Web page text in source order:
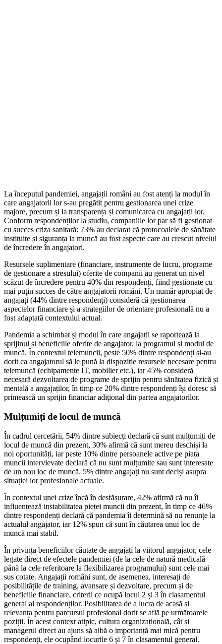
La începutul pandemiei, angajații români au fost atenți la modul în
care angajatorii lor s-au pregătit pentru gestionarea unei crize
majore, precum și la transparența și comunicarea cu angajații lor.
Conform respondenților la studiu, companiile lor par să fi gestionat
cu succes criza sanitară: 73% au declarat că protocoalele de sănătate
instituite și siguranța la muncă au fost aspecte care au crescut nivelul
de încredere în angajatori.
Resursele suplimentare (financiare, instrumente de lucru, programe
de gestionare a stresului) oferite de companii au generat un nivel
scăzut de încredere pentru 40% din respondenți, fiind gestionate cu
mai puțin succes de către angajatorii români. Un număr apropiat de
angajați (44% dintre respondenți) consideră că gestionarea
aspectelor financiare și a strategiilor de orientare profesională nu a
fost adaptată contextului actual.
Pandemia a schimbat și modul în care angajații se raportează la
sprijinul și beneficiile oferite de angajator, la programul și modul de
muncă. În contextul telemuncii, peste 50% dintre respondenți și-au
dorit ca angajatorul să le pună la dispoziție resursele necesare pentru
telemuncă (echipamente IT, mobilier etc.), iar 45% consideră
necesară dezvoltarea de programe de sprijin pentru sănătatea fizică și
mentală a angajaților, în timp ce 20% dintre respondenți își doresc să
primească un sprijin financiar adițional din partea angajatorilor.
Mulțumiți de locul de muncă
În cadrul cercetării, 54% dintre subiecți declară că sunt mulțumiți de
locul de muncă din prezent, 30% afirmă că sunt mereu deschiși la
noi oportunități, iar peste 10% dintre persoanele active pe piața
muncii intervievate declară că nu sunt mulțumite sau sunt interesate
de un nou loc de muncă. 5% dintre angajați nu sunt deciși asupra
situației lor profesionale actuale.
În contextul unei crize încă în desfășurare, 42% afirmă că nu îi
influențează instabilitatea pieței muncii din prezent, în timp ce 46%
dintre respondenți declară că pandemia îi determină să nu renunțe la
actualul angajator, iar 12% spun că sunt în căutarea unui loc de
muncă mai stabil.
În privința beneficiilor căutate de angajați la viitorul angajator, cele
legate direct de efectele pandemiei (de la cele de natură medicală
până la cele referitoare la flexibilizarea programului) sunt cele mai
sus cotate. Angajații români sunt, de asemenea, interesați de
posibilitățile de training, avansare și dezvoltare, precum și de
beneficiile financiare, criterii ce ocupă locul 2 și 3 în clasamentul
general al respondenților. Posibilitatea de a lucra de acasă și
relevanța pentru parcursul profesional dorit se află pe următoarele
poziții. În acest context atipic, cultura organizațională, cât și
managerul direct au ajuns să aibă o importanță mai mică pentru
respondenți, ele ocupând locurile 6 și 7 în clasamentul general.